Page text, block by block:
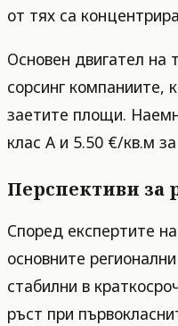
от тях са
Основен двигател на
сорсинг компаниите,
заетите площи.
клас A и 5.50 €/кв.м
Перспективи за
Според експертите
основните
стабилни в
ръст при